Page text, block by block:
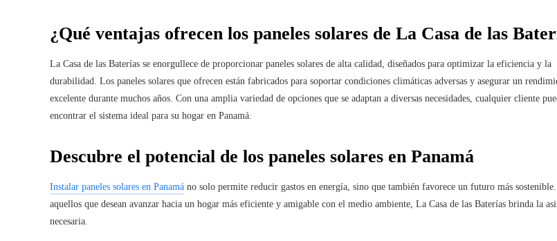
¿Qué ventajas ofrecen los paneles solares de La Casa de las
La Casa de las Baterías se enorgullece de proporcionar paneles solares de alta calidad, diseñados para optimizar la eficiencia y la
durabilidad. Los paneles solares que ofrecen están fabricados para soportar condiciones climáticas adversas y asegurar un
excelente durante muchos años. Con una amplia variedad de opciones que se adaptan a diversas necesidades, cualquier cliente
encontrar el sistema ideal para su hogar en Panamá.
Descubre el potencial de los paneles solares en Panamá
Instalar paneles solares en Panamá no solo permite reducir gastos en energía, sino que también favorece un futuro más
aquellos que desean avanzar hacia un hogar más eficiente y amigable con el medio ambiente, La Casa de las Baterías brinda la
necesaria.